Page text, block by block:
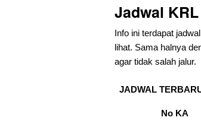
Jadwal
Info ini terdapat
lihat. Sama halnya
agar tidak salah jalur.
JADWAL
No KA